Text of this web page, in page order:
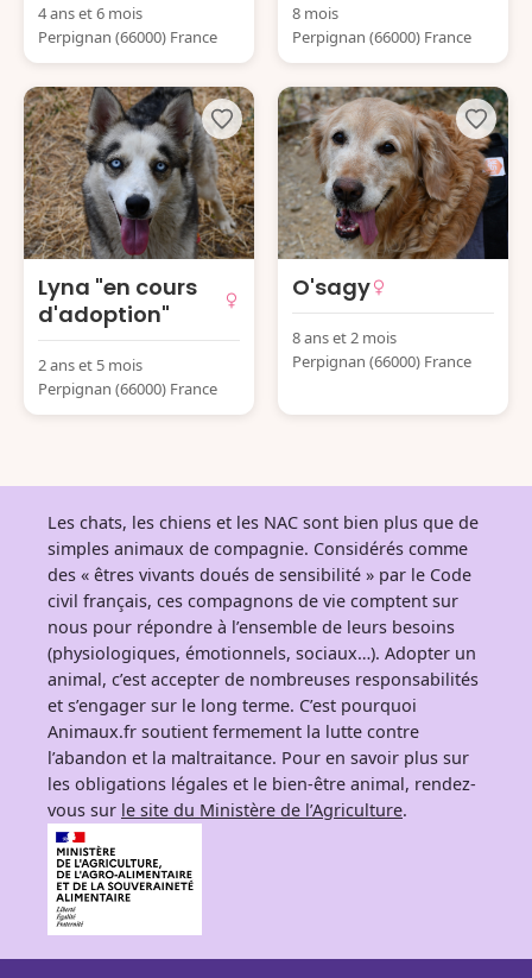
4 ans et 6 mois
Perpignan (66000) France
8 mois
Perpignan (66000) France
Lyna "en cours
d'adoption"
2 ans et 5 mois
Perpignan (66000) France
O'sagy
8 ans et 2 mois
Perpignan (66000) France
Les chats, les chiens et les NAC sont bien plus que de
simples animaux de compagnie. Considérés comme
des « êtres vivants doués de sensibilité » par le Code
civil français, ces compagnons de vie comptent sur
nous pour répondre à l’ensemble de leurs besoins
(physiologiques, émotionnels, sociaux…). Adopter un
animal, c’est accepter de nombreuses responsabilités
et s’engager sur le long terme. C’est pourquoi
Animaux.fr soutient fermement la lutte contre
l’abandon et la maltraitance. Pour en savoir plus sur
les obligations légales et le bien-être animal, rendez-
vous sur le site du Ministère de l’Agriculture.